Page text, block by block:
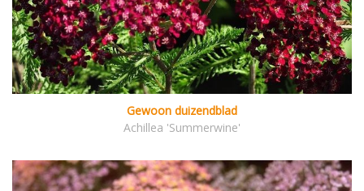
Gewoon duizendblad
Achillea 'Summerwine'